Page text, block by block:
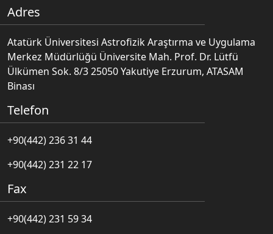
Adres
Atatürk Üniversitesi Astrofizik Araştırma ve Uygulama
Merkez Müdürlüğü Üniversite Mah. Prof. Dr. Lütfü
Ülkümen Sok. 8/3 25050 Yakutiye Erzurum, ATASAM
Binası
Telefon
+90(442) 236 31 44
+90(442) 231 22 17
Fax
+90(442) 231 59 34